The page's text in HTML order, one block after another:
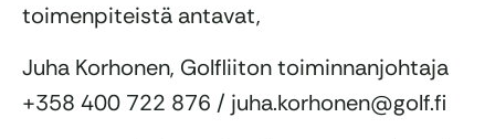
toimenpiteistä antavat,
Juha Korhonen, Golfliiton toiminnanjohtaja
+358 400 722 876 / juha.korhonen@golf.fi